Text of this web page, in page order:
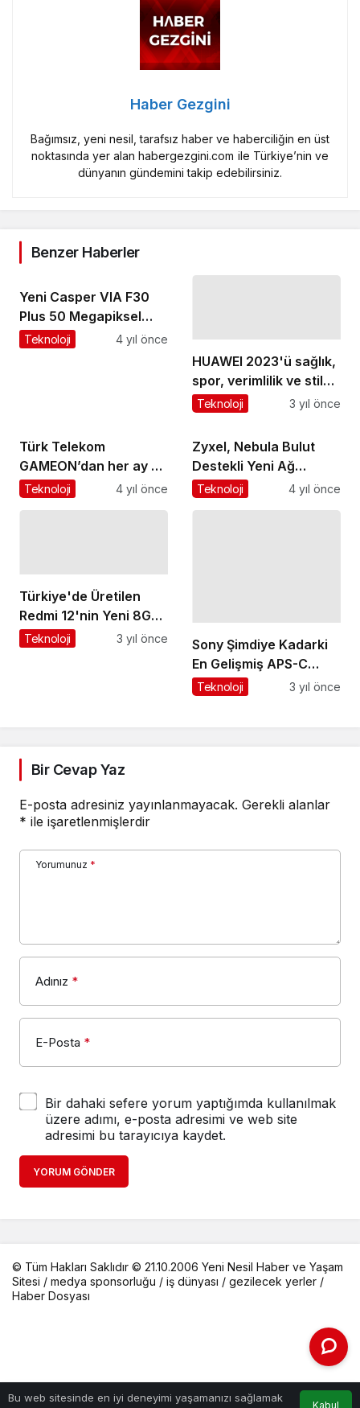
Haber Gezgini
Bağımsız, yeni nesil, tarafsız haber ve haberciliğin en üst
noktasında yer alan habergezgini.com ile Türkiye’nin ve
dünyanın gündemini takip edebilirsiniz.
Benzer Haberler
Yeni Casper VIA F30
Plus 50 Megapiksel
Kamerayla Geliyor
Teknoloji 4 yıl önce
HUAWEI 2023'ü sağlık,
spor, verimlilik ve stil
odaklı ürünlerle
Teknoloji 3 yıl önce
Türk Telekom
GAMEON’dan her ay 50
TL Playstore hediye
Teknoloji 4 yıl önce
Zyxel, Nebula Bulut
Destekli Yeni Ağ
Çözümleri ile Okulların,
Teknoloji 4 yıl önce
Türkiye'de Üretilen
Redmi 12'nin Yeni 8GB
+ 128GB Versiyonu
Teknoloji 3 yıl önce
Sony Şimdiye Kadarki
En Gelişmiş APS-C
Kamerası A6700'ü ve
Teknoloji 3 yıl önce
Bir Cevap Yaz
E-posta adresiniz yayınlanmayacak. Gerekli alanlar
* ile işaretlenmişlerdir
Yorumunuz *
Adınız *
E-Posta *
Bir dahaki sefere yorum yaptığımda kullanılmak
üzere adımı, e-posta adresimi ve web site
adresimi bu tarayıcıya kaydet.
YORUM GÖNDER
Bu web sitesinde en iyi deneyimi yaşamanızı sağlamak
Kabul
© Tüm Hakları Saklıdır © 21.10.2006 Yeni Nesil Haber ve Yaşam
Sitesi / medya sponsorluğu / iş dünyası / gezilecek yerler /
Haber Dosyası